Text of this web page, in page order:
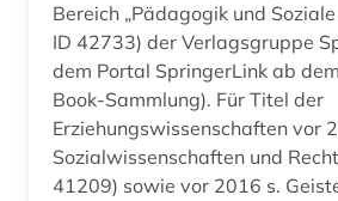
Bereich „Pädagogik und
ID 42733) der Verlagsgruppe
dem Portal SpringerLink ab
Book-Sammlung). Für Titel der
Erziehungswissenschaften vor
Sozialwissenschaften und
41209) sowie vor 2016 s.